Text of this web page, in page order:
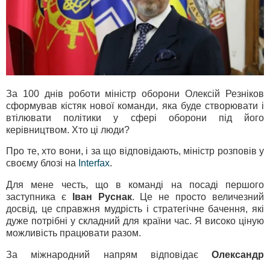
За 100 днів роботи міністр оборони Олексій Резніков
сформував кістяк нової команди, яка буде створювати і
втілювати політики у сфері оборони під його
керівництвом. Хто ці люди?
Про те, хто вони, і за що відповідають, міністр розповів у
своєму блозі на Interfax.
Для мене честь, що в команді на посаді першого
заступника є
Іван Руснак. Це не просто величезний
досвід, це справжня мудрість і стратегічне бачення, які
дуже потрібні у складний для країни час. Я високо ціную
можливість працювати разом.
За міжнародний напрям відповідає Олександр